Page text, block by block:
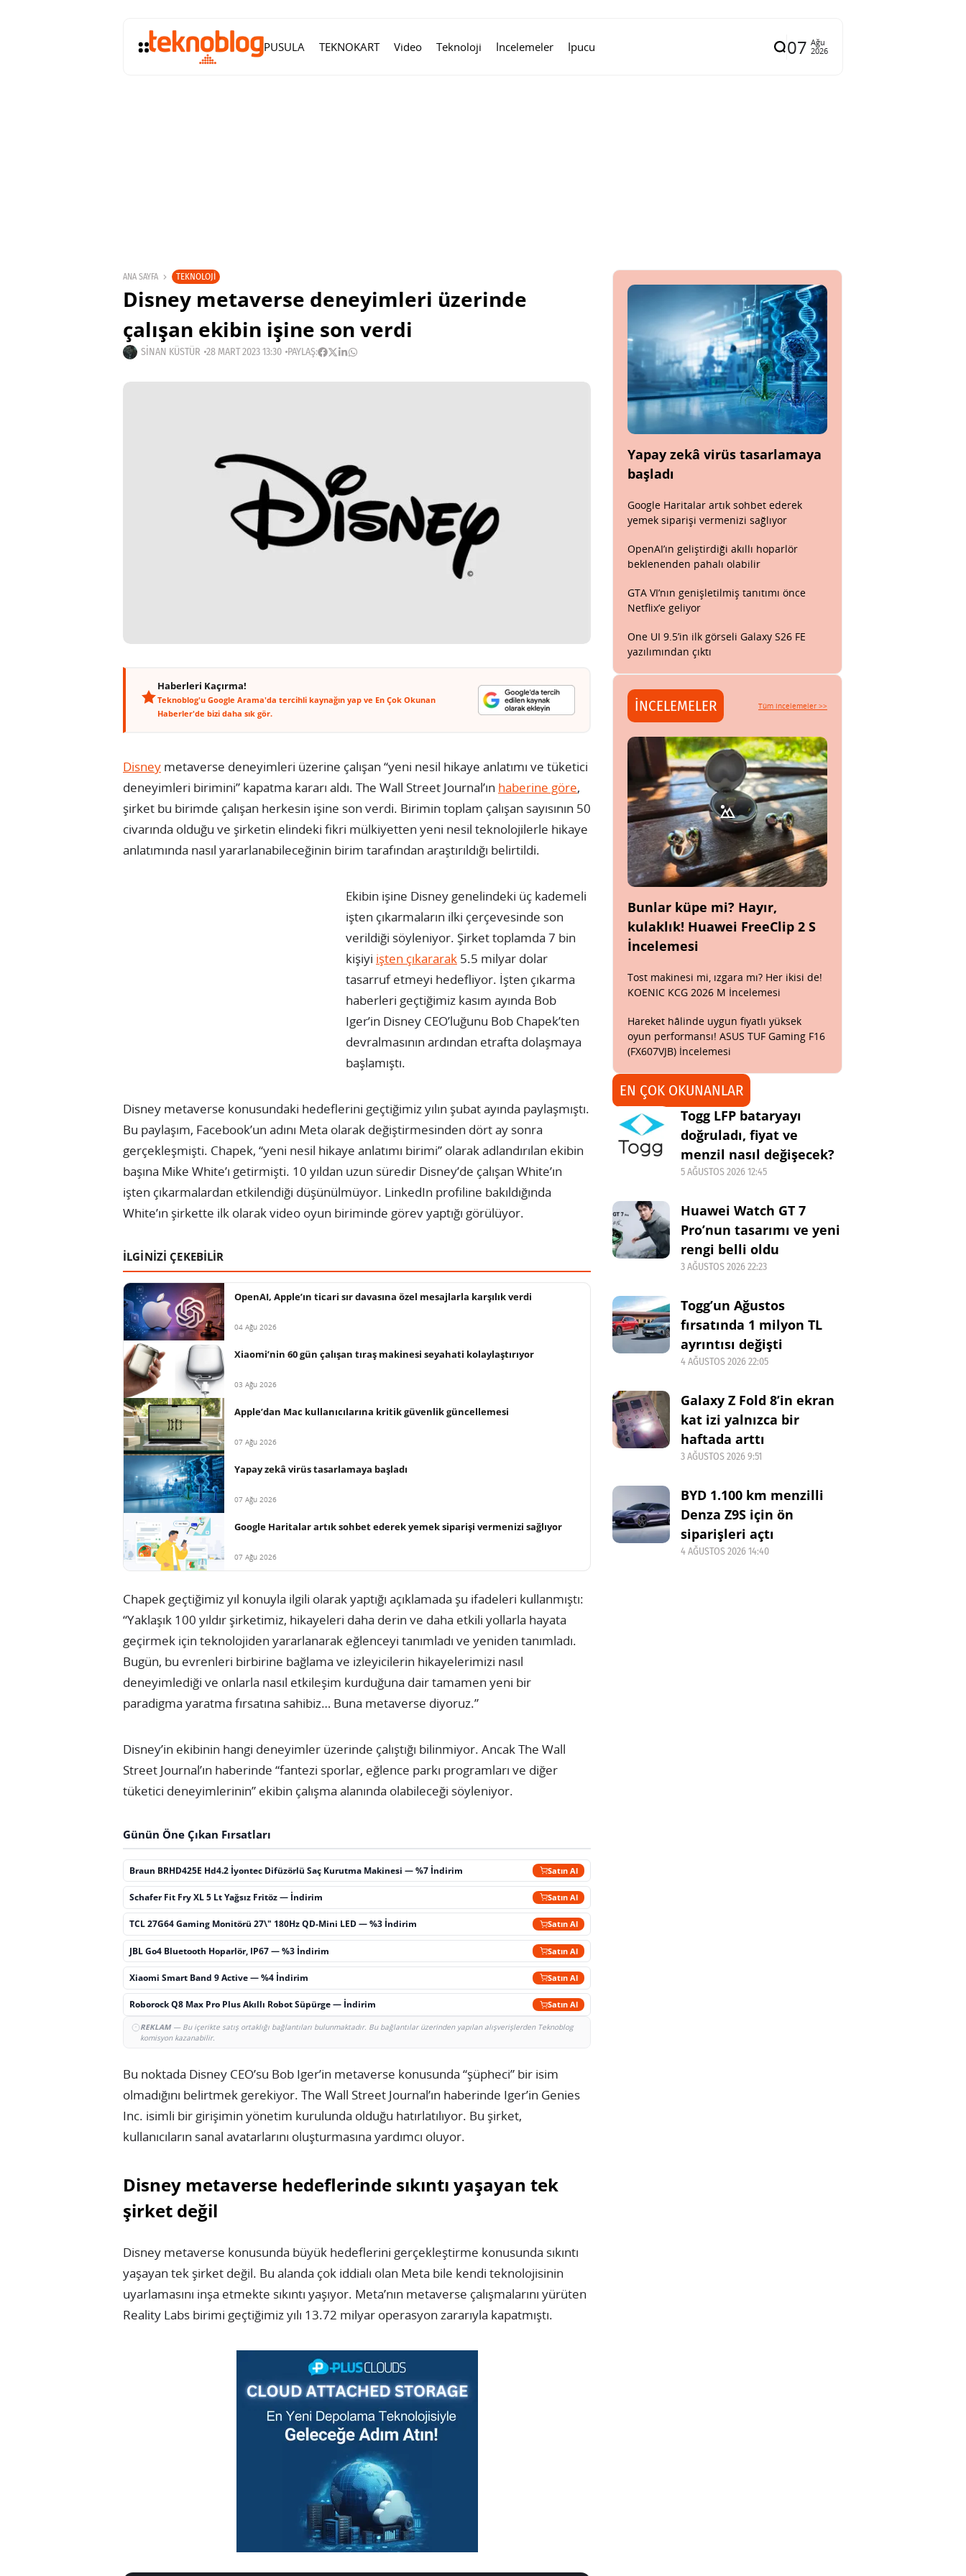
PUSULA TEKNOKART Video Teknoloji İncelemeler İpucu 07 Ağu
2026
ANA SAYFA TEKNOLOJI
Disney metaverse deneyimleri üzerinde
çalışan ekibin işine son verdi
SINAN KÜSTÜR 28 MART 2023 13:30 PAYLAŞ:
Haberleri Kaçırma!
Teknoblog'u Google Arama'da tercihli kaynağın yap ve En Çok Okunan
Haberler'de bizi daha sık gör.
Disney metaverse deneyimleri üzerine çalışan “yeni nesil hikaye anlatımı ve tüketici
deneyimleri birimini” kapatma kararı aldı. The Wall Street Journal’ın haberine göre,
şirket bu birimde çalışan herkesin işine son verdi. Birimin toplam çalışan sayısının 50
civarında olduğu ve şirketin elindeki fikri mülkiyetten yeni nesil teknolojilerle hikaye
anlatımında nasıl yararlanabileceğinin birim tarafından araştırıldığı belirtildi.
Ekibin işine Disney genelindeki üç kademeli
işten çıkarmaların ilki çerçevesinde son
verildiği söyleniyor. Şirket toplamda 7 bin
kişiyi işten çıkararak 5.5 milyar dolar
tasarruf etmeyi hedefliyor. İşten çıkarma
haberleri geçtiğimiz kasım ayında Bob
Iger’in Disney CEO’luğunu Bob Chapek’ten
devralmasının ardından etrafta dolaşmaya
başlamıştı.
Disney metaverse konusundaki hedeflerini geçtiğimiz yılın şubat ayında paylaşmıştı.
Bu paylaşım, Facebook’un adını Meta olarak değiştirmesinden dört ay sonra
gerçekleşmişti. Chapek, “yeni nesil hikaye anlatımı birimi” olarak adlandırılan ekibin
başına Mike White’ı getirmişti. 10 yıldan uzun süredir Disney’de çalışan White’ın
işten çıkarmalardan etkilendiği düşünülmüyor. LinkedIn profiline bakıldığında
White’ın şirkette ilk olarak video oyun biriminde görev yaptığı görülüyor.
İLGİNİZİ ÇEKEBİLİR
OpenAI, Apple’ın ticari sır davasına özel mesajlarla karşılık verdi
04 Ağu 2026
Xiaomi’nin 60 gün çalışan tıraş makinesi seyahati kolaylaştırıyor
03 Ağu 2026
Apple’dan Mac kullanıcılarına kritik güvenlik güncellemesi
07 Ağu 2026
Yapay zekâ virüs tasarlamaya başladı
07 Ağu 2026
Google Haritalar artık sohbet ederek yemek siparişi vermenizi sağlıyor
07 Ağu 2026
Chapek geçtiğimiz yıl konuyla ilgili olarak yaptığı açıklamada şu ifadeleri kullanmıştı:
“Yaklaşık 100 yıldır şirketimiz, hikayeleri daha derin ve daha etkili yollarla hayata
geçirmek için teknolojiden yararlanarak eğlenceyi tanımladı ve yeniden tanımladı.
Bugün, bu evrenleri birbirine bağlama ve izleyicilerin hikayelerimizi nasıl
deneyimlediği ve onlarla nasıl etkileşim kurduğuna dair tamamen yeni bir
paradigma yaratma fırsatına sahibiz… Buna metaverse diyoruz.”
Disney’in ekibinin hangi deneyimler üzerinde çalıştığı bilinmiyor. Ancak The Wall
Street Journal’ın haberinde “fantezi sporlar, eğlence parkı programları ve diğer
tüketici deneyimlerinin” ekibin çalışma alanında olabileceği söyleniyor.
Günün Öne Çıkan Fırsatları
Braun BRHD425E Hd4.2 İyontec Difüzörlü Saç Kurutma Makinesi — %7 İndirim Satın Al
Schafer Fit Fry XL 5 Lt Yağsız Fritöz — İndirim Satın Al
TCL 27G64 Gaming Monitörü 27\" 180Hz QD-Mini LED — %3 İndirim Satın Al
JBL Go4 Bluetooth Hoparlör, IP67 — %3 İndirim Satın Al
Xiaomi Smart Band 9 Active — %4 İndirim Satın Al
Roborock Q8 Max Pro Plus Akıllı Robot Süpürge — İndirim Satın Al
REKLAM— Bu içerikte satış ortaklığı bağlantıları bulunmaktadır. Bu bağlantılar üzerinden yapılan alışverişlerden Teknoblog
komisyon kazanabilir.
Bu noktada Disney CEO’su Bob Iger’in metaverse konusunda “şüpheci” bir isim
olmadığını belirtmek gerekiyor. The Wall Street Journal’ın haberinde Iger’in Genies
Inc. isimli bir girişimin yönetim kurulunda olduğu hatırlatılıyor. Bu şirket,
kullanıcıların sanal avatarlarını oluşturmasına yardımcı oluyor.
Disney metaverse hedeflerinde sıkıntı yaşayan tek
şirket değil
Disney metaverse konusunda büyük hedeflerini gerçekleştirme konusunda sıkıntı
yaşayan tek şirket değil. Bu alanda çok iddialı olan Meta bile kendi teknolojisinin
uyarlamasını inşa etmekte sıkıntı yaşıyor. Meta’nın metaverse çalışmalarını yürüten
Reality Labs birimi geçtiğimiz yılı 13.72 milyar operasyon zararıyla kapatmıştı.
Yapay zekâ virüs tasarlamaya
başladı
Google Haritalar artık sohbet ederek
yemek siparişi vermenizi sağlıyor
OpenAI’ın geliştirdiği akıllı hoparlör
beklenenden pahalı olabilir
GTA VI’nın genişletilmiş tanıtımı önce
Netflix’e geliyor
One UI 9.5’in ilk görseli Galaxy S26 FE
yazılımından çıktı
İNCELEMELER Tüm incelemeler >>
Bunlar küpe mi? Hayır,
kulaklık! Huawei FreeClip 2 S
İncelemesi
Tost makinesi mi, ızgara mı? Her ikisi de!
KOENIC KCG 2026 M İncelemesi
Hareket hâlinde uygun fiyatlı yüksek
oyun performansı! ASUS TUF Gaming F16
(FX607VJB) İncelemesi
EN ÇOK OKUNANLAR
Togg LFP bataryayı
doğruladı, fiyat ve
menzil nasıl değişecek?
5 AĞUSTOS 2026 12:45
Huawei Watch GT 7
Pro’nun tasarımı ve yeni
rengi belli oldu
3 AĞUSTOS 2026 22:23
Togg’un Ağustos
fırsatında 1 milyon TL
ayrıntısı değişti
4 AĞUSTOS 2026 22:05
Galaxy Z Fold 8’in ekran
kat izi yalnızca bir
haftada arttı
3 AĞUSTOS 2026 9:51
BYD 1.100 km menzilli
Denza Z9S için ön
siparişleri açtı
4 AĞUSTOS 2026 14:40